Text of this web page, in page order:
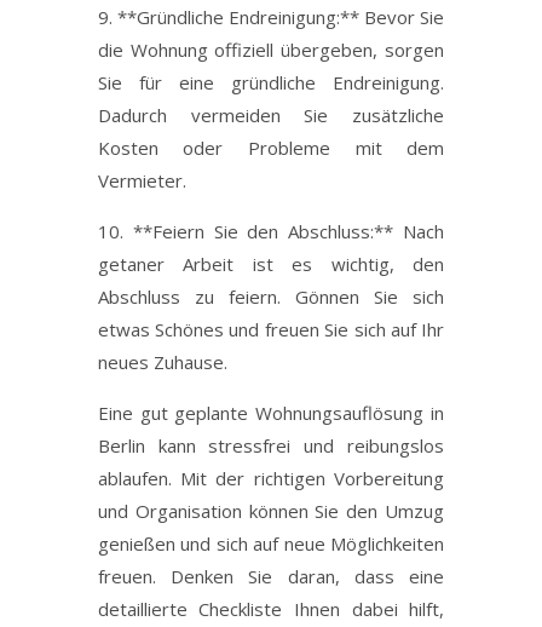
9. **Gründliche Endreinigung:** Bevor Sie
die Wohnung offiziell übergeben, sorgen
Sie für eine gründliche Endreinigung.
Dadurch vermeiden Sie zusätzliche
Kosten oder Probleme mit dem
Vermieter.
10. **Feiern Sie den Abschluss:** Nach
getaner Arbeit ist es wichtig, den
Abschluss zu feiern. Gönnen Sie sich
etwas Schönes und freuen Sie sich auf Ihr
neues Zuhause.
Eine gut geplante Wohnungsauflösung in
Berlin kann stressfrei und reibungslos
ablaufen. Mit der richtigen Vorbereitung
und Organisation können Sie den Umzug
genießen und sich auf neue Möglichkeiten
freuen. Denken Sie daran, dass eine
detaillierte Checkliste Ihnen dabei hilft,